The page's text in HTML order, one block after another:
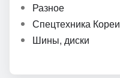
Разное
Спецтехника Кореи
Шины, диски